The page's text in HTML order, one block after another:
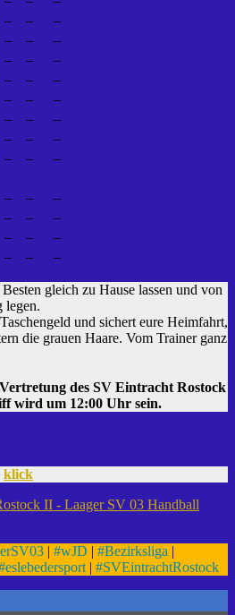
– –
–
– –
–
– –
–
– –
–
– –
–
– –
–
– –
–
– –
–
– –
–
– –
–
– –
–
– – –
gleich zu Hause lassen und von
legen.
und sichert eure Heimfahrt,
die grauen Haare. Vom Trainer ganz
des SV Eintracht Rostock
wird um 12:00 Uhr sein.
klick
| #wJD | #Bezirksliga |
eslebedersport | #SVEintrachtRostock